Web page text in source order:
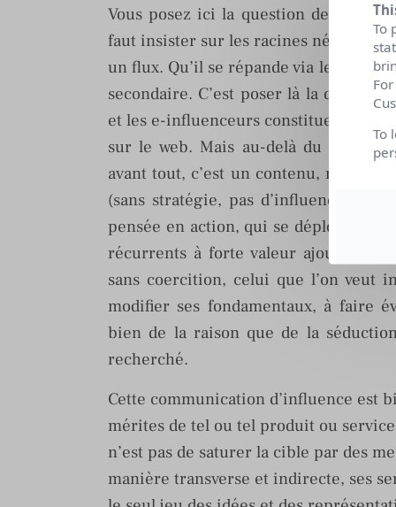
Vous posez ici la question de la
faut insister sur les racines
un flux. Qu’il se répande via le Net
secondaire. C’est poser là la
et les e-influenceurs constituent des
sur le web. Mais au-delà du factuel
avant tout, c’est un contenu, non un
(sans stratégie, pas d’influence),
pensée en action, qui se déploient au
récurrents à forte valeur ajoutée.
sans coercition, celui que l’on veut
modifier ses fondamentaux, à faire
bien de la raison que de la
recherché.
Cette communication d’influence est
mérites de tel ou tel produit ou
n’est pas de saturer la cible par des
manière transverse et indirecte, ses
To
To